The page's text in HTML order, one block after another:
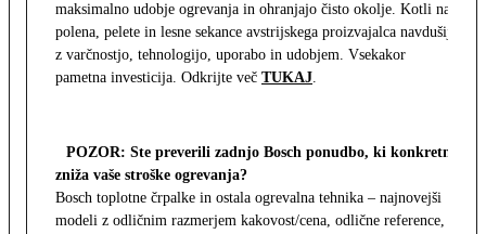
maksimalno udobje ogrevanja in ohranjajo čisto okolje. Kotli na
polena, pelete in lesne sekance avstrijskega proizvajalca navdušijo
z varčnostjo, tehnologijo, uporabo in udobjem. Vsekakor
pametna investicija. Odkrijte več TUKAJ.
POZOR: Ste preverili zadnjo Bosch ponudbo, ki konkretno
zniža vaše stroške ogrevanja?
Bosch toplotne črpalke in ostala ogrevalna tehnika – najnovejši
modeli z odličnim razmerjem kakovost/cena, odlične reference,